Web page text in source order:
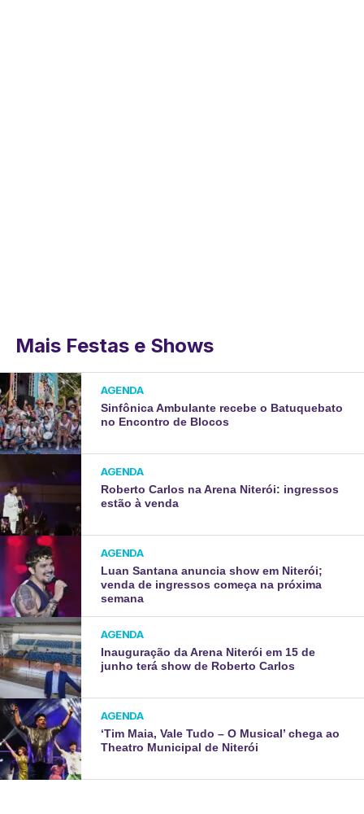
Mais Festas e Shows
AGENDA
Sinfônica Ambulante recebe o Batuquebato
no Encontro de Blocos
AGENDA
Roberto Carlos na Arena Niterói: ingressos
estão à venda
AGENDA
Luan Santana anuncia show em Niterói;
venda de ingressos começa na próxima
semana
AGENDA
Inauguração da Arena Niterói em 15 de
junho terá show de Roberto Carlos
AGENDA
‘Tim Maia, Vale Tudo – O Musical’ chega ao
Theatro Municipal de Niterói